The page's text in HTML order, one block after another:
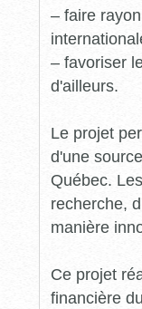
– faire
– favoriser
d'ailleurs.
Le projet
d'une
Québec.
recherche,
manière
Ce projet
financière